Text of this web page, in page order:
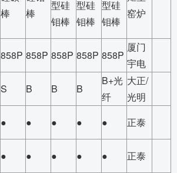
棒
棒
型硅
钼棒
型硅
钼棒
型硅
钼棒
窑炉
858P 858P 858P 858P 858P
厦门
宇电
S B B B
B+光
纤
大正/
光明
● ● ● ● ● 正泰
● ● ● ● ● 正泰